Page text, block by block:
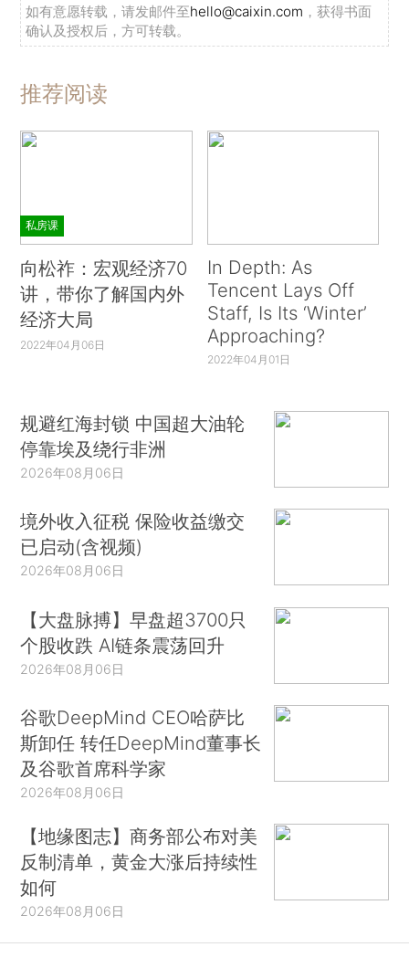
如有意愿转载，请发邮件至hello@caixin.com ，获得书面
确认及授权后，方可转载。
推荐阅读
私房课
向松祚：宏观经济70
讲，带你了解国内外
经济大局
2022年04月06日
In Depth: As
Tencent Lays Off
Staff, Is Its ‘Winter’
Approaching?
2022年04月01日
规避红海封锁 中国超大油轮
停靠埃及绕行非洲
2026年08月06日
境外收入征税 保险收益缴交
已启动(含视频)
2026年08月06日
【大盘脉搏】早盘超3700只
个股收跌 AI链条震荡回升
2026年08月06日
谷歌DeepMind CEO哈萨比
斯卸任 转任DeepMind董事长
及谷歌首席科学家
2026年08月06日
【地缘图志】商务部公布对美
反制清单，黄金大涨后持续性
如何
2026年08月06日